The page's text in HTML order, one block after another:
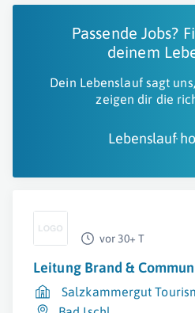
Passende Jobs?
deinem
Dein Lebenslauf sagt
zeigen dir die
Lebenslauf
vor 30+ T
Leitung Brand &
Salzkammergut